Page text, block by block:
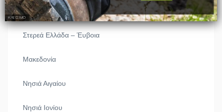
Θεσσαλία
Στερεά Ελλάδα – Έυβοια
Μακεδονία
Νησιά Αιγαίου
Νησιά Ιονίου
ΚΛΕΙΣΙΜΟ